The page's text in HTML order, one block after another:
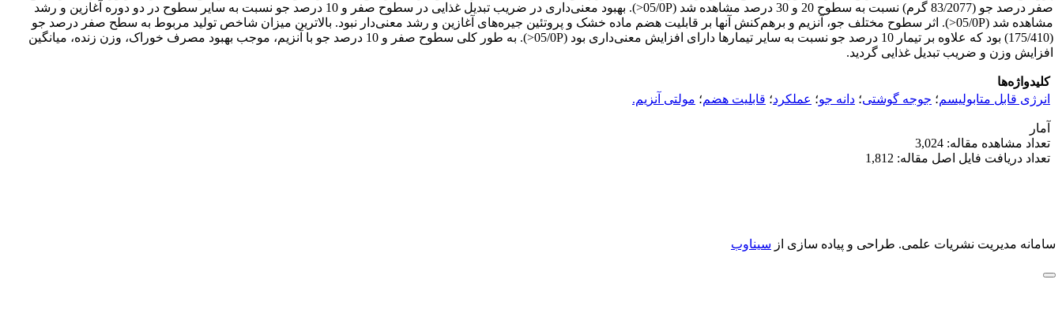
صفر درصد جو (83/2077 گرم) نسبت به سطوح 20 و 30 درصد مشاهده شد (05/0P<). بهبود معنی‌داری در ضریب تبدیل غذایی در سطوح صفر و 10 درصد جو نسبت به سایر سطوح در دو دوره آغازین و رشد
مشاهده شد (05/0P<). اثر سطوح مختلف جو، آنزیم و برهم‌کنش آنها بر قابلیت هضم ماده خشک و پروتئین جیره‌های آغازین و رشد معنی‌دار نبود. بالاترین میزان شاخص تولید مربوط به سطح صفر درصد جو
(175/410) بود که علاوه بر تیمار 10 درصد جو نسبت به سایر تیمارها دارای افزایش معنی‌داری بود (05/0P<). به‌ طور کلی سطوح صفر و 10 درصد جو با آنزیم، موجب بهبود مصرف خوراک، وزن زنده، میانگین
افزایش وزن و ضریب تبدیل غذایی گردید.
کلیدواژه‌ها
انرژی‌ قابل متابولیسم؛ جوجه گوشتی؛ دانه جو؛ عملکرد؛ قابلیت هضم؛ مولتی آنزیم.
آمار
تعداد مشاهده مقاله: 3,024
تعداد دریافت فایل اصل مقاله: 1,812
سامانه مدیریت نشریات علمی. طراحی و پیاده سازی از سیناوب